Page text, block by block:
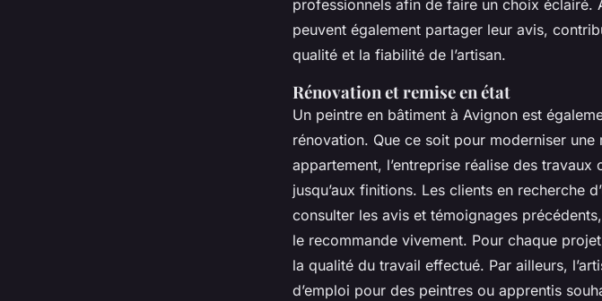
professionnels afin de faire un choix éclairé.
peuvent également partager leur avis,
qualité et la fiabilité de l’artisan.
Rénovation et remise en état
Un peintre en bâtiment à Avignon est
rénovation. Que ce soit pour moderniser une
appartement, l’entreprise réalise des
jusqu’aux finitions. Les clients en recherche
consulter les avis et témoignages
le recommande vivement. Pour chaque
la qualité du travail effectué. Par ailleurs,
d’emploi pour des peintres ou apprentis